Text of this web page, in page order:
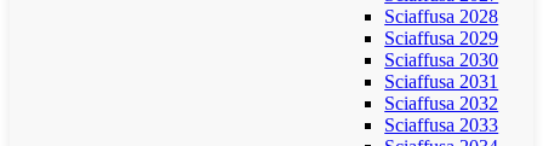
Sciaffusa 2028
Sciaffusa 2029
Sciaffusa 2030
Sciaffusa 2031
Sciaffusa 2032
Sciaffusa 2033